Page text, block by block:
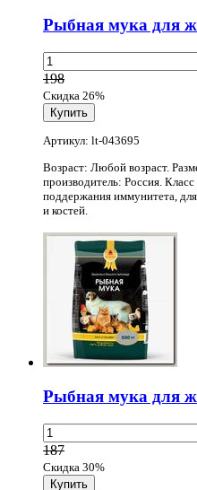
Рыбная мука для
198
Скидка 26%
Артикул: lt-043695
Возраст: Любой возраст.
производитель: Россия.
поддержания иммунитета,
и костей.
Рыбная мука для
187
Скидка 30%